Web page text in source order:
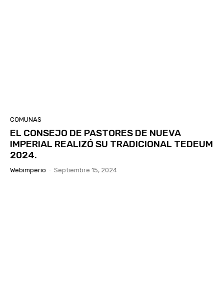
COMUNAS
EL CONSEJO DE PASTORES DE NUEVA
IMPERIAL REALIZÓ SU TRADICIONAL TEDEUM
2024.
Webimperio - Septiembre 15, 2024